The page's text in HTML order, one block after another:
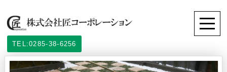
TEL:0285-38-6256